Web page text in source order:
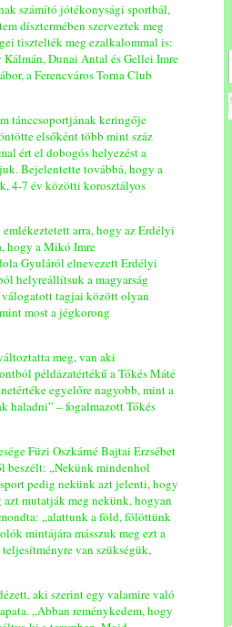
számító jótékonysági sportbál,
dísztermében szerveztek meg
tisztelték meg ezalkalommal is:
Dunai Antal és Gellei Imre
a Ferencváros Torna Club
tánccsoportjának keringője
elsőként több mint száz
ért el dobogós helyezést a
Bejelentette továbbá, hogy a
4-7 év közötti korosztályos
arra, hogy az Erdélyi
hogy a Mikó Imre
Gyuláról elnevezett Erdélyi
helyreállítsuk a magyarság
válogatott tagjai között olyan
most a jégkorong
meg, van aki
példázatértékű a Tőkés Máté
egyelőre nagyobb, mint a
haladni” – fogalmazott Tőkés
Füzi Oszkárné Bajtai Erzsébet
beszélt: „Nekünk mindenhol
pedig nekünk azt jelenti, hogy
mutatják meg nekünk, hogyan
„alattunk a föld, fölöttünk
mintájára másszuk meg ezt a
van szükségük,
aki szerint egy valamire való
„Abban reménykedem, hogy